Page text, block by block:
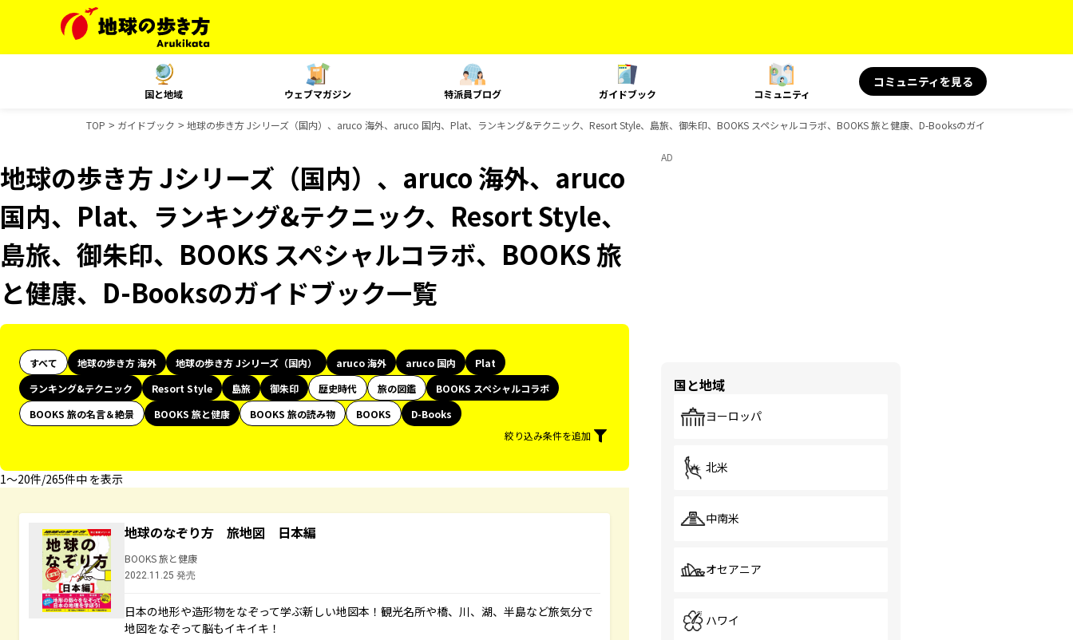
国と地域 ウェブマガジン 特派員ブログ ガイドブック コミュニティ
コミュニティを見る
TOP ガイドブック 地球の歩き方 Jシリーズ（国内）、aruco 海外、aruco 国内、Plat、ランキング&テクニック、Resort Style、島旅、御朱印、BOOKS スペシャルコラボ、BOOKS 旅と健康、D-Booksのガイドブック一覧
地球の歩き方 Jシリーズ（国内）、aruco 海外、aruco
国内、Plat、ランキング&テクニック、Resort Style、
島旅、御朱印、BOOKS スペシャルコラボ、BOOKS 旅
と健康、D-Booksのガイドブック一覧
すべて 地球の歩き方 海外 地球の歩き方 Jシリーズ（国内） aruco 海外 aruco 国内
Plat
ランキング&テクニック
Resort Style 島旅 御朱印 歴史時代 旅の図鑑
BOOKS スペシャルコラボ
BOOKS 旅の名言＆絶景
BOOKS 旅と健康 BOOKS 旅の読み物 BOOKS
D-Books
絞り込み条件を追加
1〜20件/265件中 を表示
地球のなぞり方 旅地図 日本編
BOOKS 旅と健康
2022.11.25 発売
日本の地形や造形物をなぞって学ぶ新しい地図本！観光名所や橋、川、湖、半島など旅気分で
地図をなぞって脳もイキイキ！
AD
国と地域
ヨーロッパ
北米
中南米
オセアニア
ハワイ